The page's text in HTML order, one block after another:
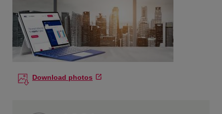
Download photos